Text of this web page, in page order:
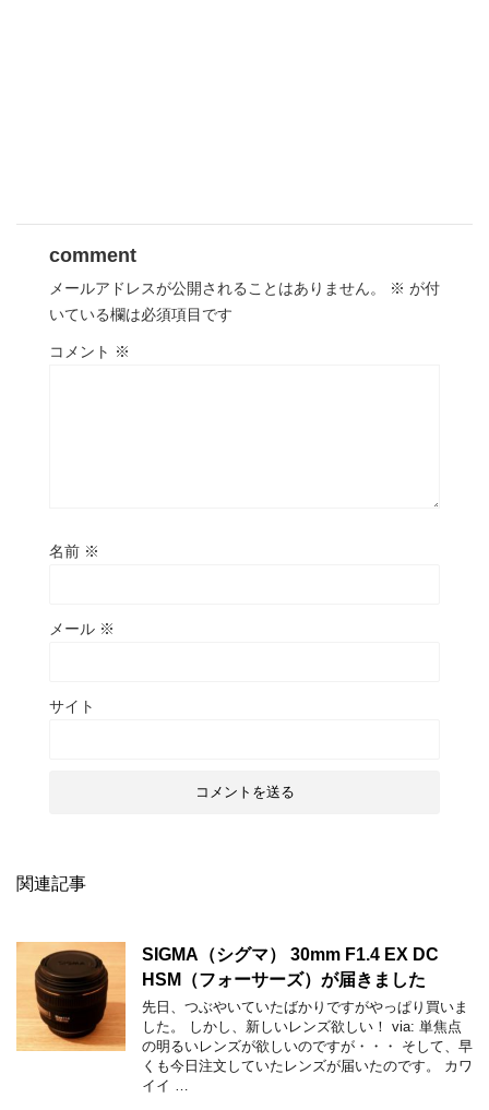
comment
メールアドレスが公開されることはありません。 ※ が付
いている欄は必須項目です
コメント ※
名前 ※
メール ※
サイト
関連記事
SIGMA（シグマ） 30mm F1.4 EX DC
HSM（フォーサーズ）が届きました
先日、つぶやいていたばかりですがやっぱり買いま
した。 しかし、新しいレンズ欲しい！ via: 単焦点
の明るいレンズが欲しいのですが・・・ そして、早
くも今日注文していたレンズが届いたのです。 カワ
イイ …